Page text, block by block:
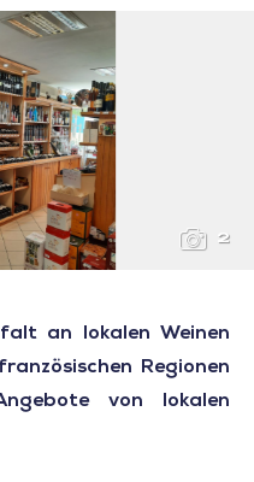
2
an lokalen Weinen
Regionen
von lokalen